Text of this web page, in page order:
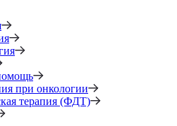
при онкологии
терапия (ФДТ)